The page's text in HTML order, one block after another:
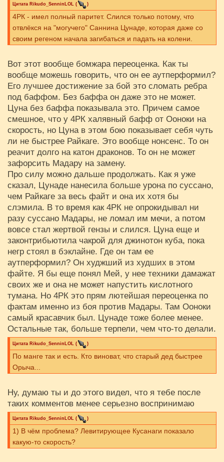
Цитата Rikudo_SenninLOL ( )
4РК - имел полный паритет. Слился только потому, что
отвлёкся на "могучего" Саннина Цунаде, которая даже со
своим регеном начала загибаться и падать на колени.
Вот этот вообще бомжара переоценка. Как ты
вообще можешь говорить, что он ее аутперформил?
Его лучшее достижение за бой это сломать ребра
под баффом. Без баффа он даже это не может.
Цуна без баффа показывала это. Причем самое
смешное, что у 4РК халявный бафф от Ооноки на
скорость, но Цуна в этом бою показывает себя чуть
ли не быстрее Райкаге. Это вообще нонсенс. То он
реачит долго на катон драконов. То он не может
зафорсить Мадару на замену.
Про силу можно дальше продолжать. Как я уже
сказал, Цунаде нанесила больше урона по суссано,
чем Райкаге за весь файт и она их хотя бы
слэмила. В то время как 4РК не опрокидывал ни
разу суссано Мадары, не ломал им мечи, а потом
вовсе стал жертвой гензы и слился. Цуна еще и
законтрибьютила чакрой для джинотон куба, пока
негр стоял в бэклайне. Где он там ее
аутперформил? Он худжший из худших в этом
файте. Я бы еще понял Мей, у нее техники дамажат
своих же и она не может напустить кислотного
тумана. Но 4РК это прям лютейшая переоценка по
фактам именно из боя против Мадары. Там Ооноки
самый красавчик был. Цунаде тоже более менее.
Остальные так, больше терпели, чем что-то делали.
Цитата Rikudo_SenninLOL ( )
По манге так и есть. Кто виноват, что старый дед быстрее
Орыча...
Ну, думаю ты и до этого видел, что я тебе после
таких комментов менее серьезно воспринимаю
Цитата Rikudo_SenninLOL ( )
1) В чём проблема? Левитирующее Кусанаги показало
какую-то скорость?